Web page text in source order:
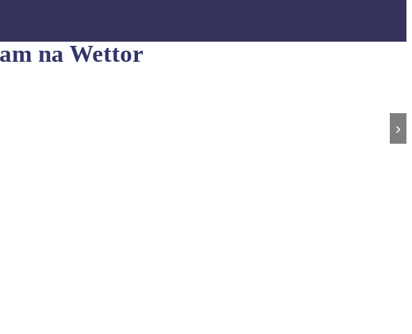
na Wettor
›